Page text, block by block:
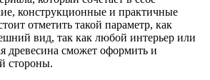
конструкционные и практичные
отметить такой параметр, как
вид, так как любой интерьер или
древесина сможет оформить и
стороны.